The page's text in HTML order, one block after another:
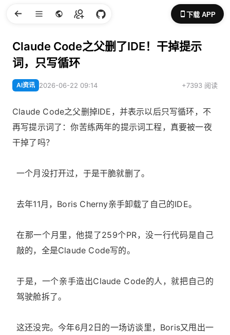
下载 APP
Claude Code之父删了IDE！干掉提示
词，只写循环
AI资讯 2026-06-22 09:14 +7393 阅读
Claude Code之父删掉IDE，并表示以后只写循环，不
再写提示词了：你苦练两年的提示词工程，真要被一夜
干掉了吗？
一个月没打开过，于是干脆就删了。
去年11月，Boris Cherny亲手卸载了自己的IDE。
在那一个月里，他提了259个PR，没一行代码是自己
敲的，全是Claude Code写的。
于是，一个亲手造出Claude Code的人，就把自己的
驾驶舱拆了。
这还没完。今年6月2日的一场访谈里，Boris又甩出一